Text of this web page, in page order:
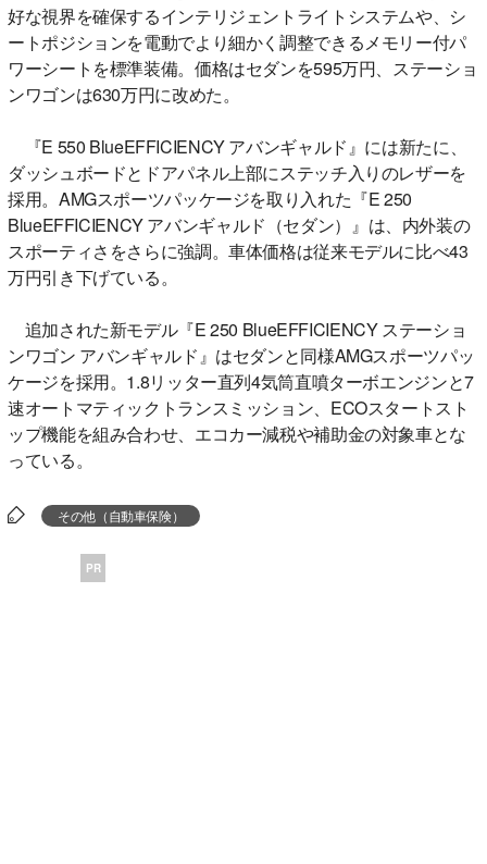
好な視界を確保するインテリジェントライトシステムや、シ
ートポジションを電動でより細かく調整できるメモリー付パ
ワーシートを標準装備。価格はセダンを595万円、ステーショ
ンワゴンは630万円に改めた。
『E 550 BlueEFFICIENCY アバンギャルド』には新たに、
ダッシュボードとドアパネル上部にステッチ入りのレザーを
採用。AMGスポーツパッケージを取り入れた『E 250
BlueEFFICIENCY アバンギャルド（セダン）』は、内外装の
スポーティさをさらに強調。車体価格は従来モデルに比べ43
万円引き下げている。
追加された新モデル『E 250 BlueEFFICIENCY ステーショ
ンワゴン アバンギャルド』はセダンと同様AMGスポーツパッ
ケージを採用。1.8リッター直列4気筒直噴ターボエンジンと7
速オートマティックトランスミッション、ECOスタートスト
ップ機能を組み合わせ、エコカー減税や補助金の対象車とな
っている。
その他（自動車保険）
PR